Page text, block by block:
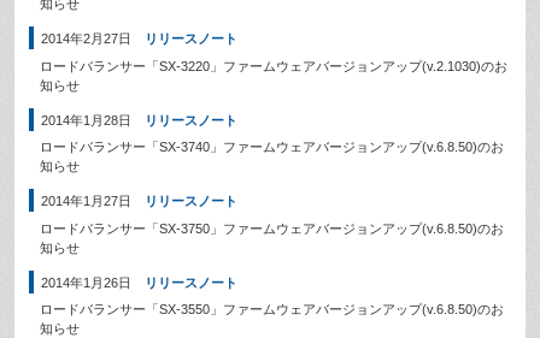
知らせ
2014年2月27日
リリースノート
ロードバランサー「SX-3220」ファームウェアバージョンアップ(v.2.1030)のお
知らせ
2014年1月28日
リリースノート
ロードバランサー「SX-3740」ファームウェアバージョンアップ(v.6.8.50)のお
知らせ
2014年1月27日
リリースノート
ロードバランサー「SX-3750」ファームウェアバージョンアップ(v.6.8.50)のお
知らせ
2014年1月26日
リリースノート
ロードバランサー「SX-3550」ファームウェアバージョンアップ(v.6.8.50)のお
知らせ